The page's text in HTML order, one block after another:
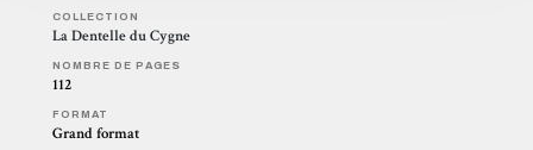
COLLECTION
La Dentelle du Cygne
NOMBRE DE PAGES
112
FORMAT
Grand format